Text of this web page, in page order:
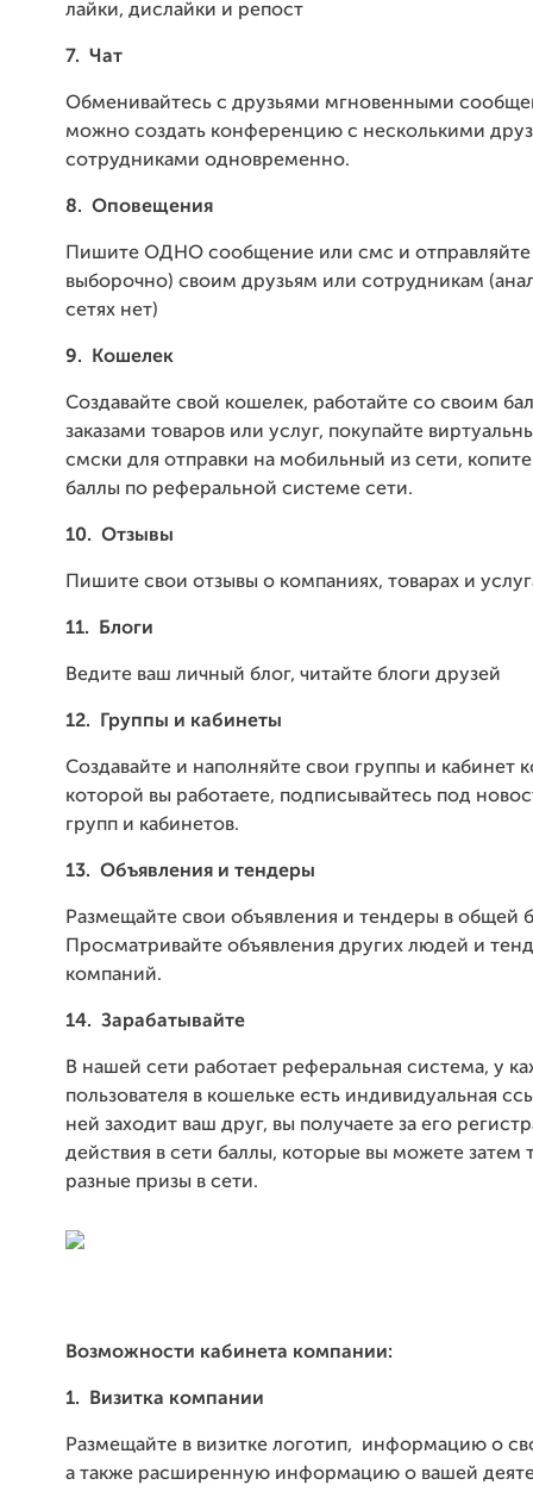
лайки, дислайки и репост
7. Чат
Обменивайтесь с друзьями мгновенными
можно создать конференцию с несколькими
сотрудниками одновременно.
8. Оповещения
Пишите ОДНО сообщение или смс и
выборочно) своим друзьям или сотрудникам
сетях нет)
9. Кошелек
Создавайте свой кошелек, работайте со своим
заказами товаров или услуг, покупайте
смски для отправки на мобильный из сети, копите
баллы по реферальной системе сети.
10. Отзывы
Пишите свои отзывы о компаниях, товарах и
11. Блоги
Ведите ваш личный блог, читайте блоги друзей
12. Группы и кабинеты
Создавайте и наполняйте свои группы и кабинет
которой вы работаете, подписывайтесь под
групп и кабинетов.
13. Объявления и тендеры
Размещайте свои объявления и тендеры в общей
Просматривайте объявления других людей и
компаний.
14. Зарабатывайте
В нашей сети работает реферальная система, у
пользователя в кошельке есть индивидуальная
ней заходит ваш друг, вы получаете за его
действия в сети баллы, которые вы можете затем
разные призы в сети.
Возможности кабинета компании:
1. Визитка компании
Размещайте в визитке логотип, информацию о
а также расширенную информацию о вашей